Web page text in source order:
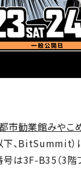
市勧業館みやこ
、BitSummit）
は3F-B35（3階